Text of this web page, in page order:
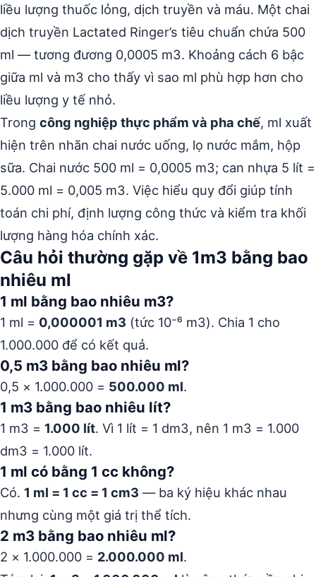
liều lượng thuốc lỏng, dịch truyền và máu. Một chai
dịch truyền Lactated Ringer’s tiêu chuẩn chứa 500
ml — tương đương 0,0005 m3. Khoảng cách 6 bậc
giữa ml và m3 cho thấy vì sao ml phù hợp hơn cho
liều lượng y tế nhỏ.
Trong công nghiệp thực phẩm và pha chế, ml xuất
hiện trên nhãn chai nước uống, lọ nước mắm, hộp
sữa. Chai nước 500 ml = 0,0005 m3; can nhựa 5 lít =
5.000 ml = 0,005 m3. Việc hiểu quy đổi giúp tính
toán chi phí, định lượng công thức và kiểm tra khối
lượng hàng hóa chính xác.
Câu hỏi thường gặp về 1m3 bằng bao
nhiêu ml
1 ml bằng bao nhiêu m3?
1 ml = 0,000001 m3 (tức 10⁻⁶ m3). Chia 1 cho
1.000.000 để có kết quả.
0,5 m3 bằng bao nhiêu ml?
0,5 × 1.000.000 = 500.000 ml.
1 m3 bằng bao nhiêu lít?
1 m3 = 1.000 lít. Vì 1 lít = 1 dm3, nên 1 m3 = 1.000
dm3 = 1.000 lít.
1 ml có bằng 1 cc không?
Có. 1 ml = 1 cc = 1 cm3 — ba ký hiệu khác nhau
nhưng cùng một giá trị thể tích.
2 m3 bằng bao nhiêu ml?
2 × 1.000.000 = 2.000.000 ml.